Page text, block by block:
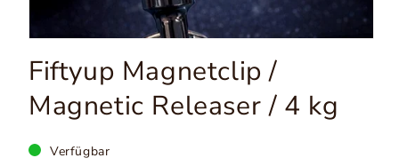
1
in
Modal
öffnen
Fiftyup Magnetclip /
Magnetic Releaser / 4 kg
Verfügbar